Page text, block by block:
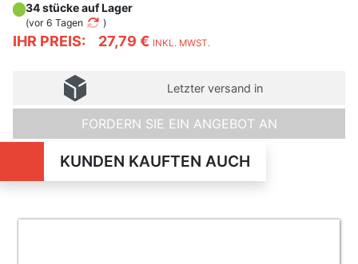
IHR PREIS: 27,79 € INKL. MWST.
34 stücke auf Lager
(vor 6 Tagen )
Letzter versand in
FORDERN SIE EIN ANGEBOT AN
KUNDEN KAUFTEN AUCH